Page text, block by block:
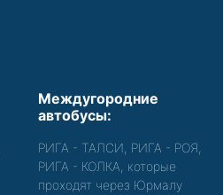
Междугородние
автобусы:
РИГА - ТАЛСИ, РИГА - РОЯ,
РИГА - КОЛКА, которые
проходят через Юрмалу